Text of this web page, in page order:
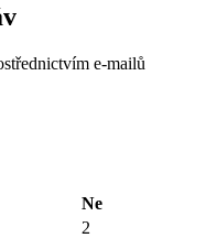
e-mailů
Ne
2